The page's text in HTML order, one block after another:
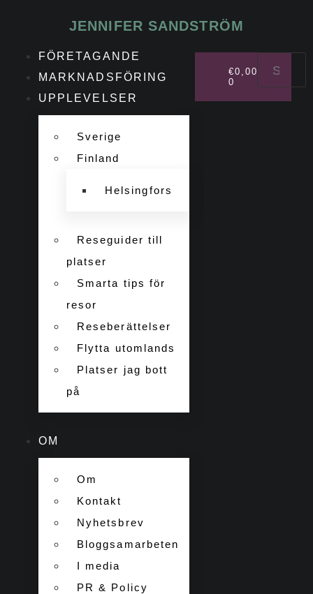
JENNIFER SANDSTRÖM
FÖRETAGANDE
MARKNADSFÖRING
UPPLEVELSER
Sverige
Finland
Helsingfors
Reseguider till
platser
Smarta tips för
resor
Reseberättelser
Flytta utomlands
Platser jag bott
på
OM
Om
Kontakt
Nyhetsbrev
Bloggsamarbeten
I media
PR & Policy
€0,00
0